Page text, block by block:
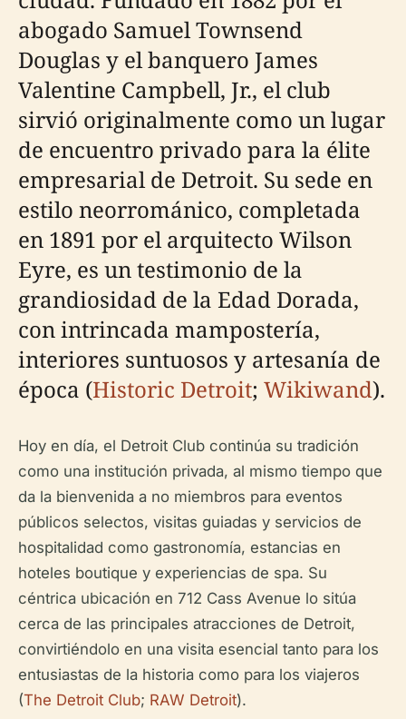
abogado Samuel Townsend
Douglas y el banquero James
Valentine Campbell, Jr., el club
sirvió originalmente como un lugar
de encuentro privado para la élite
empresarial de Detroit. Su sede en
estilo neorrománico, completada
en 1891 por el arquitecto Wilson
Eyre, es un testimonio de la
grandiosidad de la Edad Dorada,
con intrincada mampostería,
interiores suntuosos y artesanía de
época (Historic Detroit; Wikiwand).
Hoy en día, el Detroit Club continúa su tradición
como una institución privada, al mismo tiempo que
da la bienvenida a no miembros para eventos
públicos selectos, visitas guiadas y servicios de
hospitalidad como gastronomía, estancias en
hoteles boutique y experiencias de spa. Su
céntrica ubicación en 712 Cass Avenue lo sitúa
cerca de las principales atracciones de Detroit,
convirtiéndolo en una visita esencial tanto para los
entusiastas de la historia como para los viajeros
(The Detroit Club; RAW Detroit).